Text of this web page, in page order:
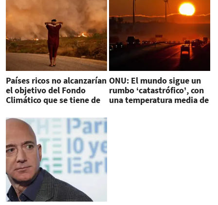
Países ricos no alcanzarían
el objetivo del Fondo
Climático que se tiene de
ONU: El mundo sigue un
rumbo ‘catastrófico’, con
una temperatura media de